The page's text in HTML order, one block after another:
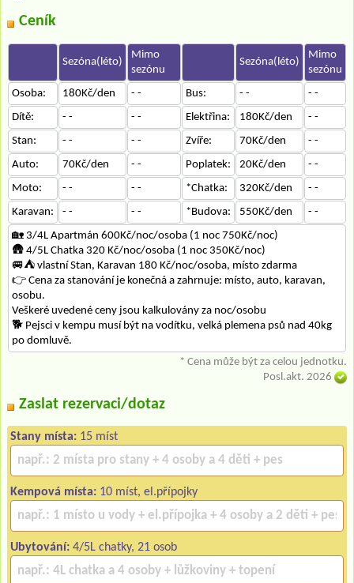
Ceník
Sezóna(léto)
Mimo
sezónu
Sezóna(léto)
Mimo
sezónu
Osoba:
180Kč/den - - Bus: - -
- -
Dítě:
- - - - Elektřina: 180Kč/den
- -
Stan:
- - - - Zvíře: 70Kč/den
- -
Auto:
70Kč/den - - Poplatek: 20Kč/den
- -
Moto:
- - - - *Chatka: 320Kč/den
- -
Karavan:
- - - - *Budova: 550Kč/den
- -
🏡 3/4L Apartmán 600Kč/noc/osoba (1 noc 750Kč/noc)
🛖 4/5L Chatka 320 Kč/noc/osoba (1 noc 350Kč/noc)
🚐⛺ vlastní Stan, Karavan 180 Kč/noc/osoba, místo zdarma
👉 Cena za stanování je konečná a zahrnuje: místo, auto, karavan,
osobu.
Veškeré uvedené ceny jsou kalkulovány za noc/osobu
🐕‍ Pejsci v kempu musí být na vodítku, velká plemena psů nad 40kg
po domluvě.
* Cena může být za celou jednotku.
Posl.akt. 2026
Zaslat rezervaci/dotaz
Stany místa: 15 míst
Kempová místa: 10 míst, el.přípojky
Ubytování: 4/5L chatky, 21 osob